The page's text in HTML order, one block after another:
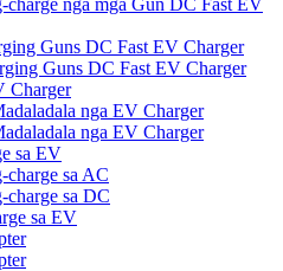
charge nga mga Gun DC Fast EV
Guns DC Fast EV Charger
Guns DC Fast EV Charger
Charger
nga EV Charger
nga EV Charger
sa EV
charge sa AC
charge sa DC
sa EV